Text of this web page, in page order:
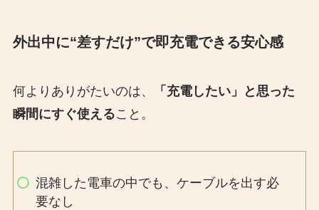
外出中に“差すだけ”で即充電できる安心感
何よりありがたいのは、
「充電したい」と思った
瞬間にすぐ使えること。
混雑した電車の中でも、ケーブルを出す必
要なし